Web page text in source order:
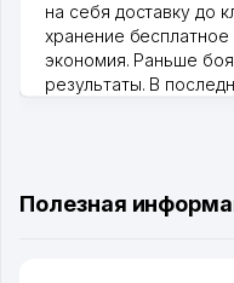
на себя доставку до
хранение
экономия. Раньше
результаты. В
Полезная